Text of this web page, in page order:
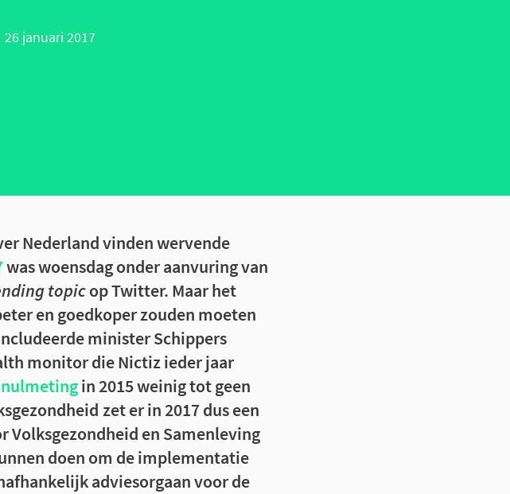
26 januari 2017
Nederland vinden wervende
was woensdag onder aanvuring van
topicop Twitter. Maar het
en goedkoper zouden moeten
minister Schippers
monitor die Nictiz ieder jaar
nulmetingin 2015 weinig tot geen
zet er in 2017 dus een
Volksgezondheid en Samenleving
doen om de implementatie
adviesorgaan voor de